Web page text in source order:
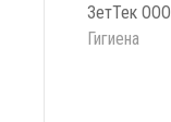
ЗетТек ООО
Гигиена